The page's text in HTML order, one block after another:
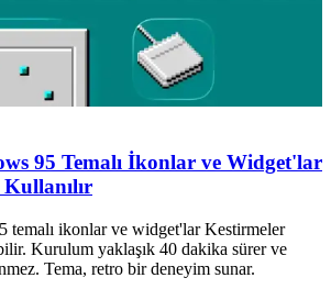
95 Temalı İkonlar ve Widget'lar
temalı ikonlar ve widget'lar Kestirmeler
Kurulum yaklaşık 40 dakika sürer ve
Tema, retro bir deneyim sunar.